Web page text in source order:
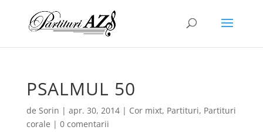
PSALMUL 50
de Sorin | apr. 30, 2014| Cor mixt, Partituri, Partituri
corale | 0 comentarii